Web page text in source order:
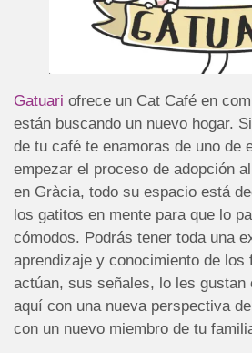
Gatuari ofrece un Cat Café en
están buscando un nuevo hogar.
de tu café te enamoras de uno de
empezar el proceso de adopción
en Gràcia, todo su espacio está
los gatitos en mente para que lo
cómodos. Podrás tener toda una
aprendizaje y conocimiento de los
actúan, sus señales, lo les
aquí con una nueva perspectiva
con un nuevo miembro de tu